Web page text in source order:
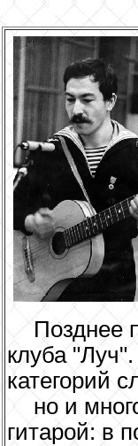
Позднее
клуба
категорий
но и
гитарой: в